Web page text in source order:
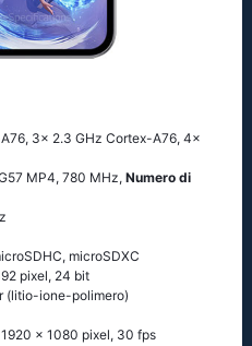
3x 2.3 GHz Cortex-A76, 4x
MP4, 780 MHz, Numero di
microSDXC
pixel, 24 bit
(litio-ione-polimero)
x 1080 pixel, 30 fps